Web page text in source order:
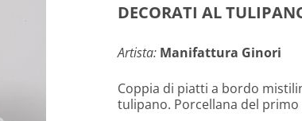
DECORATI AL
Artista: Manifattura Ginori
Coppia di piatti a bordo
tulipano. Porcellana del